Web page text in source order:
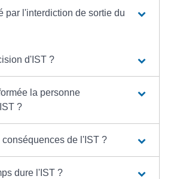
par l'interdiction de sortie du
d'IST ?
la personne
?
de l'IST ?
dure l'IST ?